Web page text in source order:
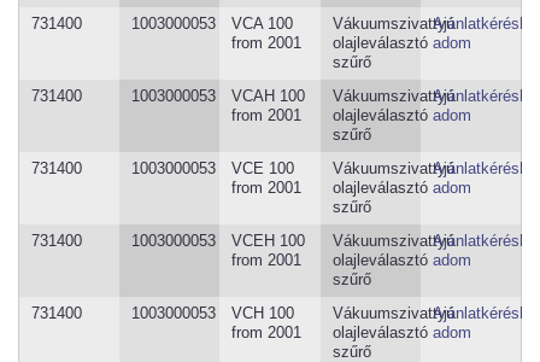
731400 1003000053
VCA 100
from 2001
Vákuumszivattyú
olajleválasztó
szűrő
adom
731400 1003000053
VCAH 100
from 2001
Vákuumszivattyú
olajleválasztó
szűrő
adom
731400 1003000053
VCE 100
from 2001
Vákuumszivattyú
olajleválasztó
szűrő
adom
731400 1003000053
VCEH 100
from 2001
Vákuumszivattyú
olajleválasztó
szűrő
adom
731400 1003000053
VCH 100
from 2001
Vákuumszivattyú
olajleválasztó
szűrő
adom